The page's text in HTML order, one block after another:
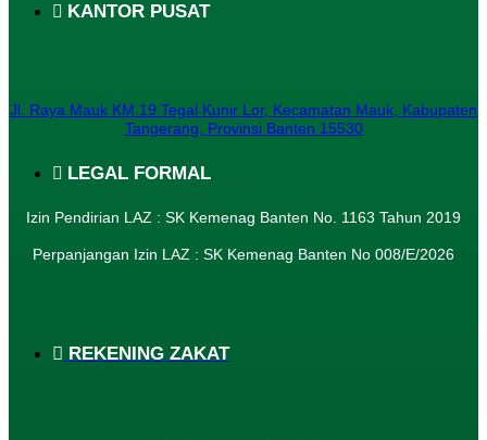
KANTOR PUSAT
Jl. Raya Mauk KM.19 Tegal Kunir Lor, Kecamatan Mauk, Kabupaten
Tangerang, Provinsi Banten 15530
LEGAL FORMAL
Izin Pendirian LAZ : SK Kemenag Banten No. 1163 Tahun 2019
Perpanjangan Izin LAZ : SK Kemenag Banten No 008/E/2026​
REKENING ZAKAT